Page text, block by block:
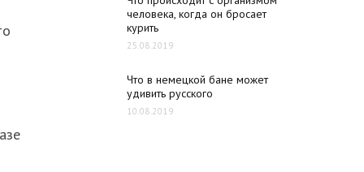
человека, когда он бросает
курить
25.08.2019
Что в немецкой бане может
удивить русского
10.08.2019